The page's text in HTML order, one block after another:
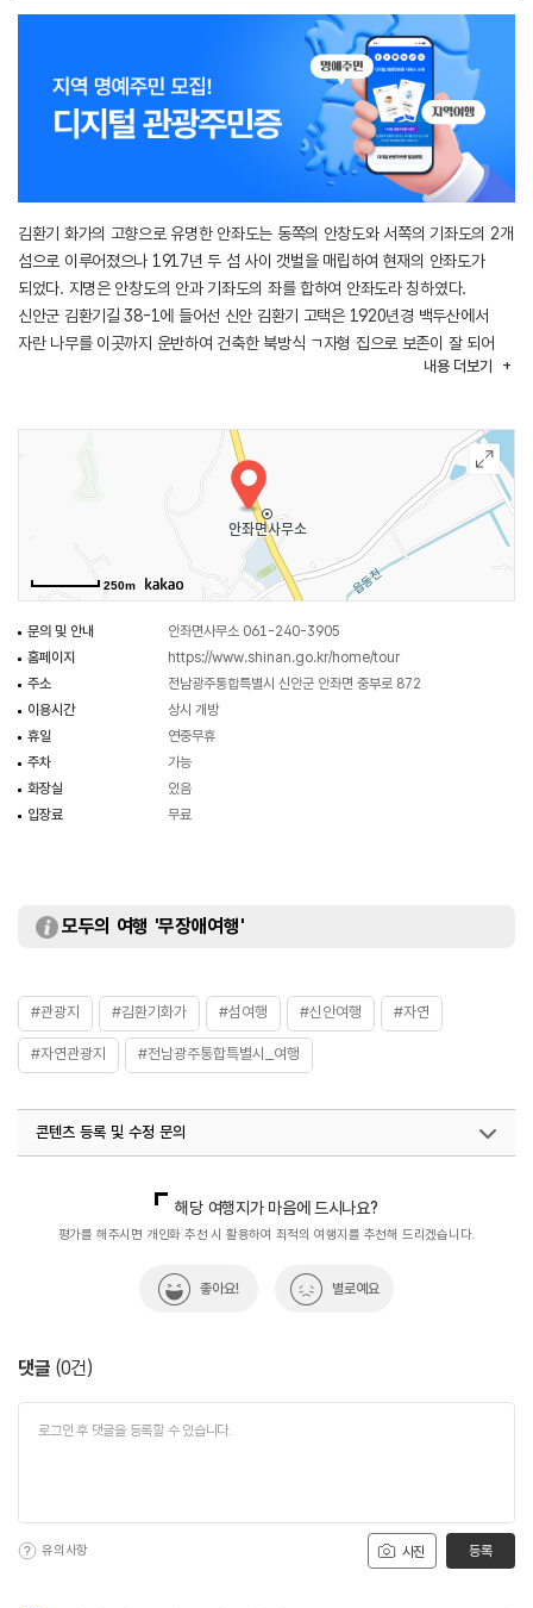
김환기 화가의 고향으로 유명한 안좌도는 동쪽의 안창도와 서쪽의 기좌도의 2개
섬으로 이루어졌으나 1917년 두 섬 사이 갯벌을 매립하여 현재의 안좌도가
되었다. 지명은 안창도의 안과 기좌도의 좌를 합하여 안좌도라 칭하였다.
신안군 김환기길 38-1에 들어선 신안 김환기 고택은 1920년경 백두산에서
자란 나무를 이곳까지 운반하여 건축한 북방식 ㄱ자형 집으로 보존이 잘 되어
있다. 또한, 안좌도에는 청동기시대의 유물인 방월리 일대의 지석묘는
출토되었다.
안좌도에는 섬과 섬을 연결하는 목교가 있다. 안좌도와 반월도, 박지도를 서로
연결하는 1,462m의 목교를 걷다 보면 다리 아래 감태, 파래와 갯벌에서
서식하는 게 종류와 짱뚱어도 볼 수 있다. 목교로 이어진 반월도와 박지도에
사계절 내내 보라색 꽃이 피도록 조성하였으며, 곳곳에 보라색 조형물이
설치되어 있어 포토존으로 인기가 높다. 밤이 되면 다리에 설치된 조명으로
어두운 밤바다 위로 신비로운 보라색 다리가 펼쳐진다. 퍼플교 다리를 이용한
내용 더보기
250m
문의 및 안내
안좌면사무소 061-240-3905
홈페이지
https://www.shinan.go.kr/home/tour
주소
전남광주통합특별시 신안군 안좌면 중부로 872
이용시간
상시 개방
휴일
연중무휴
주차
가능
화장실
있음
입장료
무료
모두의 여행 '무장애여행'
#관광지 #김환기화가 #섬여행 #신안여행 #자연
#자연관광지 #전남광주통합특별시_여행
콘텐츠 등록 및 수정 문의
해당 여행지가 마음에 드시나요?
평가를 해주시면 개인화 추천 시 활용하여 최적의 여행지를 추천해 드리겠습니다.
좋아요! 별로예요
댓글 (0건)
사진
유의사항 등록